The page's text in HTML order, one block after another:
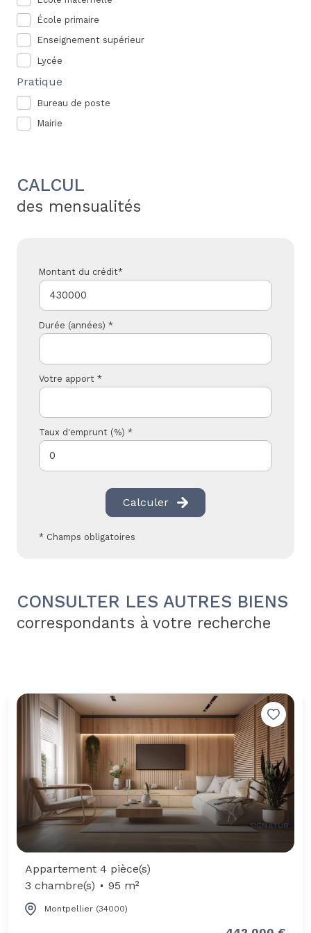
École primaire
Enseignement supérieur
Lycée
Pratique
Bureau de poste
Mairie
CALCUL
des mensualités
Montant du crédit*
Durée (années) *
Votre apport *
Taux d'emprunt (%) *
Calculer
* Champs obligatoires
CONSULTER LES AUTRES BIENS
correspondants à votre recherche
Appartement 4 pièce(s)
3 chambre(s)
95 m²
Montpellier (34000)